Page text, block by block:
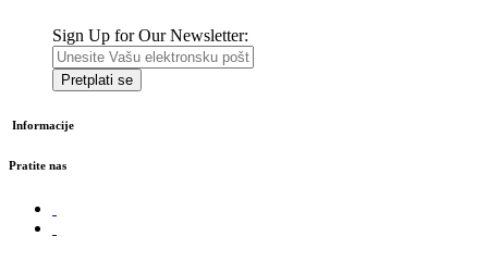
Sign Up for Our Newsletter:
Pretplati se
Informacije
Pratite nas